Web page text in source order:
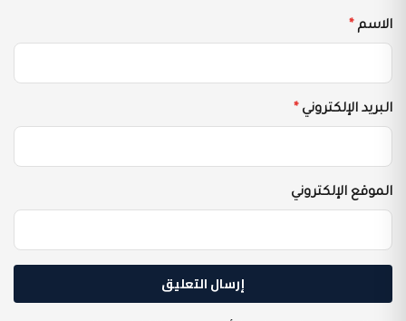
الاسم *
البريد الإلكتروني *
الموقع الإلكتروني